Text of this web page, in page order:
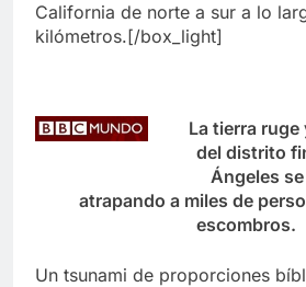
California de norte a sur a lo
kilómetros.[/box_light]
La tierra
del distrito
Ángeles
atrapando a miles de
escombros.
Un tsunami de proporciones